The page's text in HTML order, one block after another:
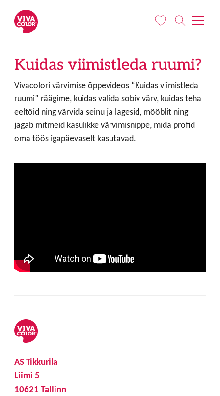
Kuidas viimistleda ruumi?
Vivacolori värvimise õppevideos “Kuidas viimistleda
ruumi” räägime, kuidas valida sobiv värv, kuidas teha
eeltöid ning värvida seinu ja lagesid, mööblit ning
jagab mitmeid kasulikke värvimisnippe, mida profid
oma töös igapäevaselt kasutavad.
AS Tikkurila
Liimi 5
10621 Tallinn